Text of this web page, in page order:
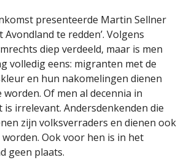
presenteerde Martin Sellner
Avondland te redden’. Volgens
diep verdeeld, maar is men
volledig eens: migranten met de
en hun nakomelingen dienen
Of men al decennia in
irrelevant. Andersdenkenden die
zijn volksverraders en dienen ook
Ook voor hen is in het
geen plaats.